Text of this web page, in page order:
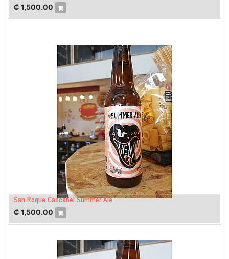
₡ 1,500.00
San Roque Cascabel Summer Ale
₡ 1,500.00